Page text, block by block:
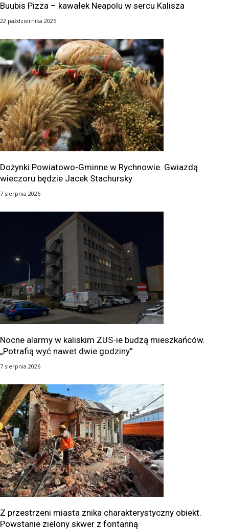
Buubis Pizza – kawałek Neapolu w sercu Kalisza
22 października 2025
Dożynki Powiatowo-Gminne w Rychnowie. Gwiazdą
wieczoru będzie Jacek Stachursky
7 sierpnia 2026
Nocne alarmy w kaliskim ZUS-ie budzą mieszkańców.
„Potrafią wyć nawet dwie godziny”
7 sierpnia 2026
Z przestrzeni miasta znika charakterystyczny obiekt.
Powstanie zielony skwer z fontanną